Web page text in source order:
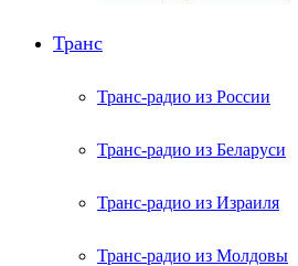
Транс
Транс-радио из России
Транс-радио из Беларуси
Транс-радио из Израиля
Транс-радио из Молдовы